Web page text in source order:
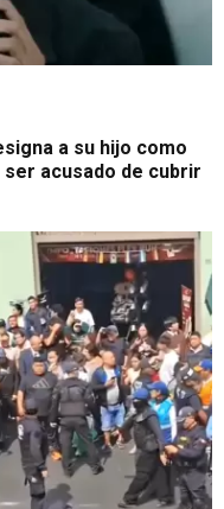
a su hijo como
acusado de cubrir